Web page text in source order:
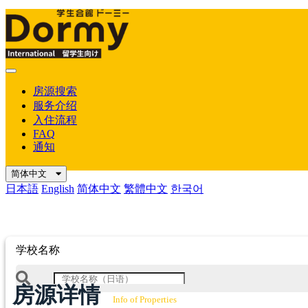
Mobile
房源搜索
服务介绍
入住流程
FAQ
通知
简体中文
日本語 English 简体中文 繁體中文 한국어
学校名称
房源详情 Info of Properties